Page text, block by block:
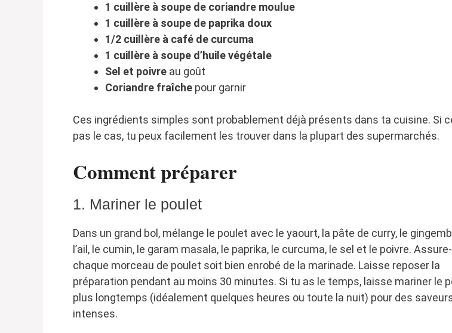
1 cuillère à soupe de coriandre moulue
1 cuillère à soupe de paprika doux
1/2 cuillère à café de curcuma
1 cuillère à soupe d’huile végétale
Sel et poivre au goût
Coriandre fraîche pour garnir
Ces ingrédients simples sont probablement déjà présents dans ta cuisine. Si
pas le cas, tu peux facilement les trouver dans la plupart des supermarchés.
Comment préparer
1. Mariner le poulet
Dans un grand bol, mélange le poulet avec le yaourt, la pâte de curry, le
l’ail, le cumin, le garam masala, le paprika, le curcuma, le sel et le poivre.
chaque morceau de poulet soit bien enrobé de la marinade. Laisse reposer la
préparation pendant au moins 30 minutes. Si tu as le temps, laisse mariner le
plus longtemps (idéalement quelques heures ou toute la nuit) pour des
intenses.